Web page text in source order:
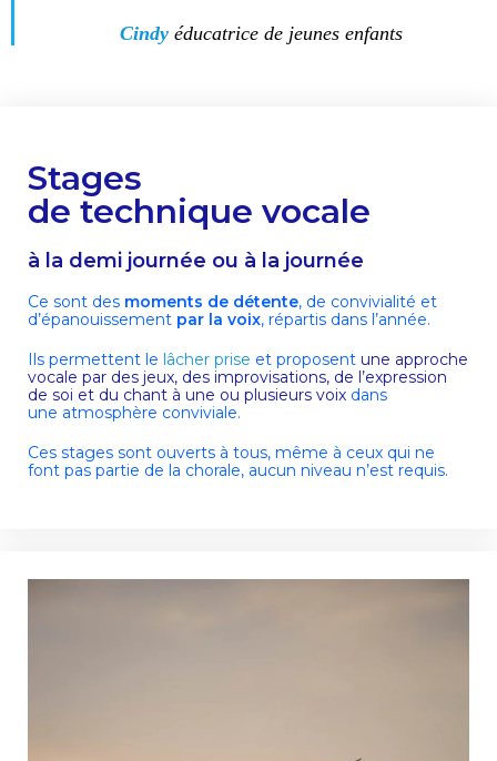
Cindy éducatrice de jeunes enfants
Stages
de technique vocale
à la demi journée ou à la journée
Ce sont des moments de détente, de convivialité et
d’épanouissement par la voix, répartis dans l’année.
Ils permettent le lâcher prise et proposent une approche
vocale par des jeux, des improvisations, de l’expression
de soi et du chant à une ou plusieurs voix dans
une atmosphère conviviale.
Ces stages sont ouverts à tous, même à ceux qui ne
font pas partie de la chorale, aucun niveau n’est requis.